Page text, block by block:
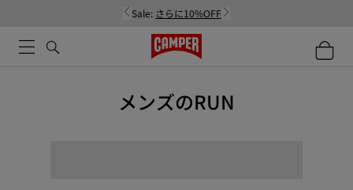
Sale: さらに10%OFF
メンズのRUN